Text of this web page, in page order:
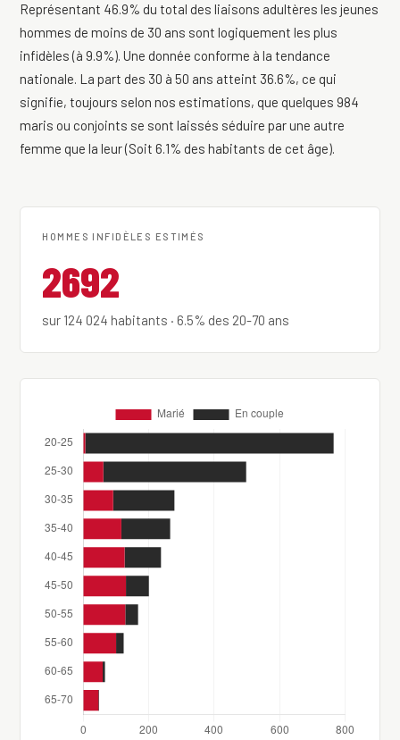
Représentant 46.9% du total des liaisons adultères les jeunes
hommes de moins de 30 ans sont logiquement les plus
infidèles (à 9.9%). Une donnée conforme à la tendance
nationale. La part des 30 à 50 ans atteint 36.6%, ce qui
signifie, toujours selon nos estimations, que quelques 984
maris ou conjoints se sont laissés séduire par une autre
femme que la leur (Soit 6.1% des habitants de cet âge).
HOMMES INFIDÈLES ESTIMÉS
2692
sur 124 024 habitants · 6.5% des 20-70 ans